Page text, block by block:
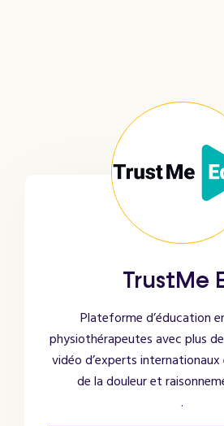
TrustMe
Plateforme d’éducation
physiothérapeutes avec plus
vidéo d’experts internationaux
de la douleur et
.